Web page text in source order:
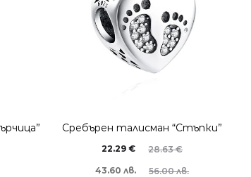
Сребърен талисман “Стъпки”
28.63€
22.29€
56.00 лв.
43.60 лв.